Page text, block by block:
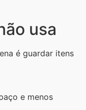
usa
é guardar itens
e menos